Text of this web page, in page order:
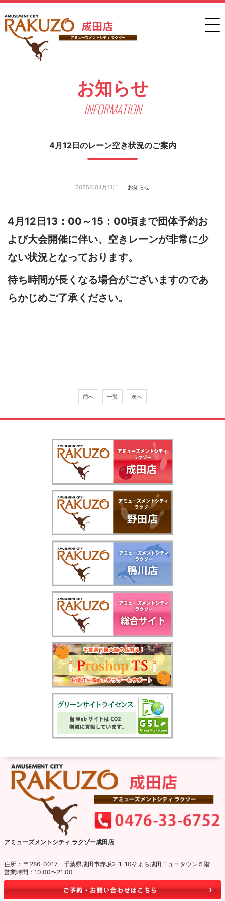
お知らせ
INFORMATION
4月12日のレーン空き状況のご案内
2025年04月11日 お知らせ
4月12日13：00～15：00頃まで団体予約お
よび大会開催に伴い、空きレーンが非常に少
ない状況となっております。
待ち時間が長くなる場合がございますのであ
らかじめご了承ください。
前へ 一覧 次へ
アミューズメントシティ ラクゾー成田店
住所： 〒286-0017 千葉県成田市赤坂2-1-10そよら成田ニュータウン５階
営業時間：10:00〜21:00